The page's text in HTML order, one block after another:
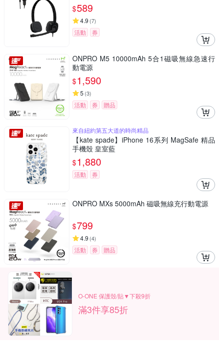
$589
4.9 (7)
活動 券
ONPRO M5 10000mAh 5合1磁吸無線急速行
動電源
$1,590
5 (3)
活動 券 贈品
來自紐約第五大道的時尚精品
【kate spade】iPhone 16系列 MagSafe 精品
手機殼 皇室藍
$1,880
活動 券
ONPRO MXs 5000mAh 磁吸無線充行動電源
$799
4.9 (4)
活動 券 贈品
O-ONE 保護殼/貼▼下殺9折
滿3件享85折